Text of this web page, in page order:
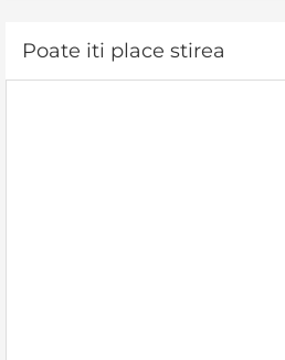
Poate iti place stirea